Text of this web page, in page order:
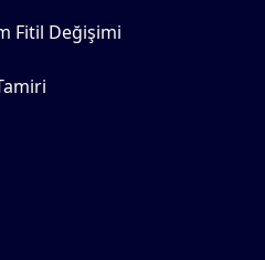
Fitil Değişimi